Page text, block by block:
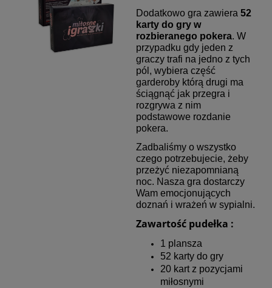
Dodatkowo gra zawiera 52
karty do gry w
rozbieranego pokera. W
przypadku gdy jeden z
graczy trafi na jedno z tych
pól, wybiera część
garderoby którą drugi ma
ściągnąć jak przegra i
rozgrywa z nim
podstawowe rozdanie
pokera.
Zadbaliśmy o wszystko
czego potrzebujecie, żeby
przeżyć niezapomnianą
noc. Nasza gra dostarczy
Wam emocjonujących
doznań i wrażeń w sypialni.
Zawartość pudełka :
1 plansza
52 karty do gry
20 kart z pozycjami
miłosnymi